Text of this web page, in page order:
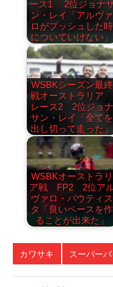
ース1 2位ジョナ
ン・レイ「アルヴァ
ロがプッシュした時
についていけない」
WSBKシーズン最終
戦オーストラリア
レース2 2位ジョナ
サン・レイ「全てを
出し切って走った」
WSBKオーストラリ
ア戦 FP2 2位ア
ヴァロ・バウティス
タ「良いペースを作
ることが出来た」
カワサキ スーパー